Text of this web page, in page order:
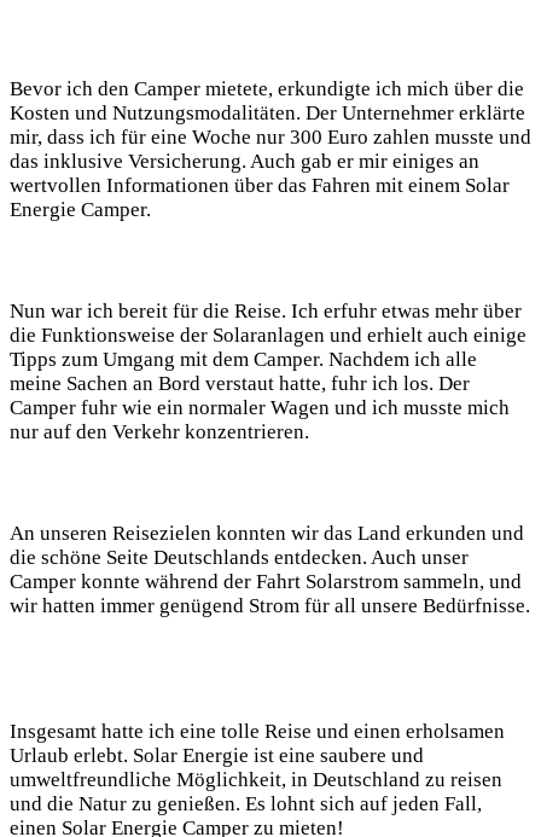
Bevor ich⁣ den Camper mietete, erkundigte ich ‍mich über ⁤die
Kosten‍ und ‍Nutzungsmodalitäten.​ Der⁢ Unternehmer⁢ erklärte⁤
mir, ‌dass ich für eine Woche ‌nur‌ 300‌ Euro zahlen musste‍ und‌
das inklusive⁤ Versicherung. Auch‍ gab er mir einiges an⁢
wertvollen Informationen ⁤über​ das Fahren mit‌ einem⁣ Solar
‍Energie⁤ Camper.
Nun war ich ⁤bereit für die ⁤Reise.‌ Ich ​erfuhr etwas mehr ​über
⁢die Funktionsweise ⁣der Solaranlagen und erhielt auch‍ einige
Tipps zum ​Umgang‌ mit ⁢dem Camper. Nachdem ‍ich alle
meine ⁢Sachen an Bord verstaut hatte, fuhr⁤ ich los. Der
Camper fuhr wie ein normaler Wagen und ‍ich musste​ mich
nur auf den Verkehr konzentrieren.
An‍ unseren⁤ Reisezielen konnten wir das Land ‌erkunden und
die ⁢schöne⁤ Seite Deutschlands ⁤entdecken. Auch​ unser
‌Camper konnte während der Fahrt ⁤Solarstrom ⁤sammeln, und
wir hatten immer genügend Strom für all unsere⁢ Bedürfnisse.
Insgesamt hatte ⁢ich ⁢eine ⁤tolle Reise und einen erholsamen
Urlaub erlebt. Solar Energie ist eine saubere ‍und⁣
umweltfreundliche Möglichkeit, in Deutschland ⁢zu ​reisen
⁤und die Natur zu genießen. Es lohnt ⁢sich auf⁢ jeden⁤ Fall,
einen Solar Energie Camper zu⁤ mieten!